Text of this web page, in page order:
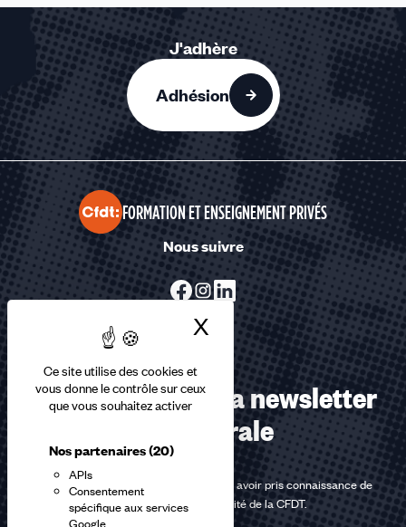
Ce site utilise des cookies et
vous donne le contrôle sur ceux
que vous souhaitez activer
Nos partenaires(20)
APIs
Consentement
spécifique aux services
Google
X Masquer le
J'adhère
Adhésion
FORMATION ET ENSEIGNEMENT PRIVÉS
Nous suivre
Abonnez-vous à la newsletter
confédérale
En m'inscrivant à la newsletter, j'affirme avoir pris connaissance de
lapolitique de confidentialité de la CFDT.